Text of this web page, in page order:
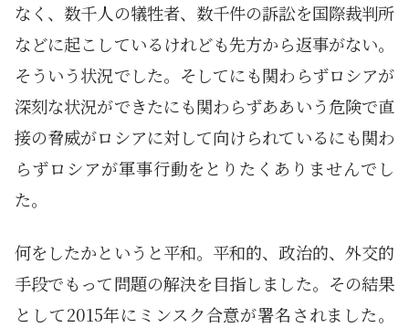
なく、数千人の犠牲者、数千件の訴訟を国際裁判所
などに起こしているけれども先方から返事がない。
そういう状況でした。そしてにも関わらずロシアが
深刻な状況ができたにも関わらずああいう危険で直
接の脅威がロシアに対して向けられているにも関わ
らずロシアが軍事行動をとりたくありませんでし
た。
何をしたかというと平和。平和的、政治的、外交的
手段でもって問題の解決を目指しました。その結果
として2015年にミンスク合意が署名されました。